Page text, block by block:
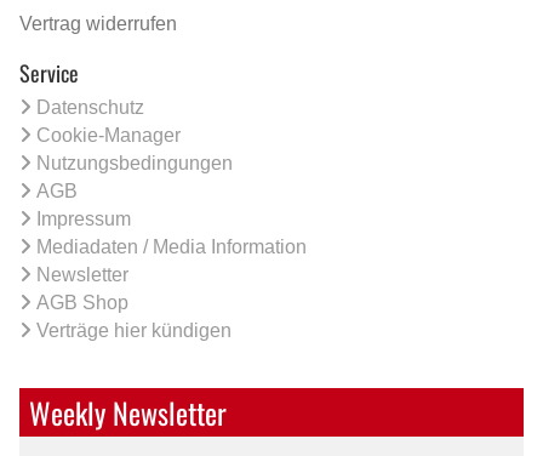
Vertrag widerrufen
Service
Datenschutz
Cookie-Manager
Nutzungsbedingungen
AGB
Impressum
Mediadaten / Media Information
Newsletter
AGB Shop
Verträge hier kündigen
Weekly Newsletter